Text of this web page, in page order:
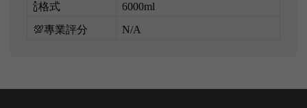
🍾格式 6000ml
💯專業評分 N/A